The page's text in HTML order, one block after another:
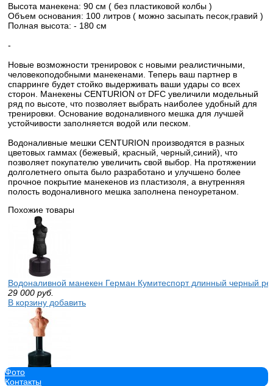
Высота манекена: 90 см ( без пластиковой колбы )
Объем основания: 100 литров ( можно засыпать песок,гравий )
Полная высота: - 180 см
-
Новые возможности тренировок с новыми реалистичными,
человекоподобными манекенами. Теперь ваш партнер в
спарринге будет стойко выдерживать ваши удары со всех
сторон. Манекены CENTURION от DFC увеличили модельный
ряд по высоте, что позволяет выбрать наиболее удобный для
тренировки. Основание водоналивного мешка для лучшей
устойчивости заполняется водой или песком.
Водоналивные мешки CENTURION производятся в разных
цветовых гаммах (бежевый, красный, черный,синий), что
позволяет покупателю увеличить свой выбор. На протяжении
долголетнего опыта было разработано и улучшено более
прочное покрытие манекенов из пластизоля, а внутренняя
полость водоналивного мешка заполнена пеноуретаном.
Похожие товары
Водоналивной манекен Герман Кумитеспорт длинный черный
29 000 руб.
В корзину добавить
Водоналивной манекен Герман Кумитеспорт короткий телесный
Фото
Контакты